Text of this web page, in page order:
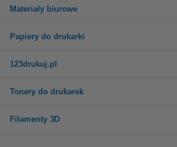
Materiały biurowe
Papiery do drukarki
123drukuj.pl
Tonery do drukarek
Filamenty 3D